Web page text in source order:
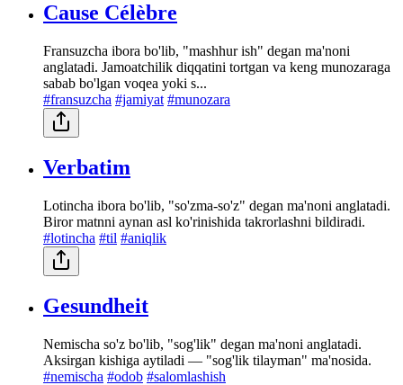
Cause Célèbre
Fransuzcha ibora bo'lib, "mashhur ish" degan ma'noni
anglatadi. Jamoatchilik diqqatini tortgan va keng munozaraga
sabab bo'lgan voqea yoki s...
#fransuzcha #jamiyat #munozara
Verbatim
Lotincha ibora bo'lib, "so'zma-so'z" degan ma'noni anglatadi.
Biror matnni aynan asl ko'rinishida takrorlashni bildiradi.
#lotincha #til #aniqlik
Gesundheit
Nemischa so'z bo'lib, "sog'lik" degan ma'noni anglatadi.
Aksirgan kishiga aytiladi — "sog'lik tilayman" ma'nosida.
#nemischa #odob #salomlashish